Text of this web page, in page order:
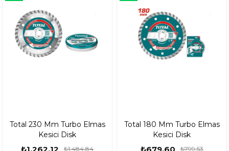
Total 230 Mm Turbo Elmas
Kesici Disk
₺1.484,84
Total 180 Mm Turbo Elmas
Kesici Disk
₺799,53